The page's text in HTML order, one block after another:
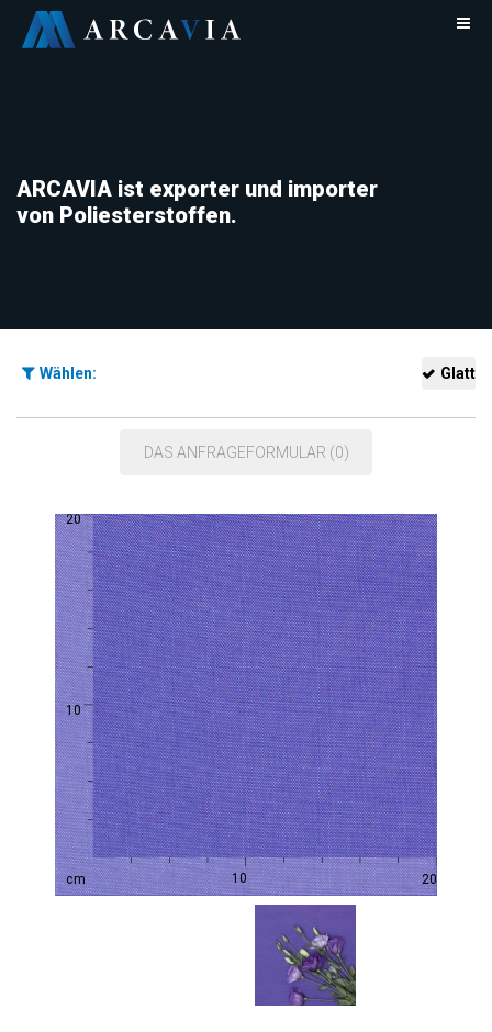
ARCAVIA ist exporter und importer
von Poliesterstoffen.
Wählen: Glatt
DAS ANFRAGEFORMULAR (0)